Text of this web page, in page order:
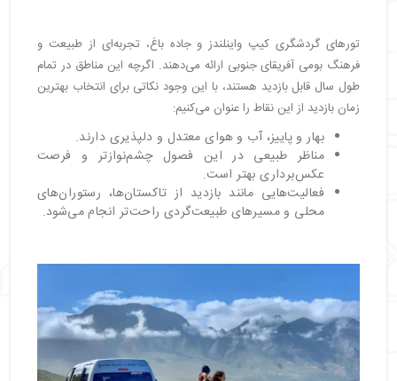
تورهای گردشگری کیپ واینلندز و جاده باغ، تجربه‌ای از طبیعت و
فرهنگ بومی آفریقای جنوبی ارائه می‌دهند. اگرچه این مناطق در تمام
طول سال قابل بازدید هستند، با این وجود نکاتی برای انتخاب بهترین
زمان بازدید از این نقاط را عنوان می‌کنیم:
بهار و پاییز، آب و هوای معتدل و دلپذیری دارند.
مناظر طبیعی در این فصول چشم‌نوازتر و فرصت
عکس‌برداری بهتر است.
فعالیت‌هایی مانند بازدید از تاکستان‌ها، رستوران‌های
محلی و مسیرهای طبیعت‌گردی راحت‌تر انجام می‌شود.